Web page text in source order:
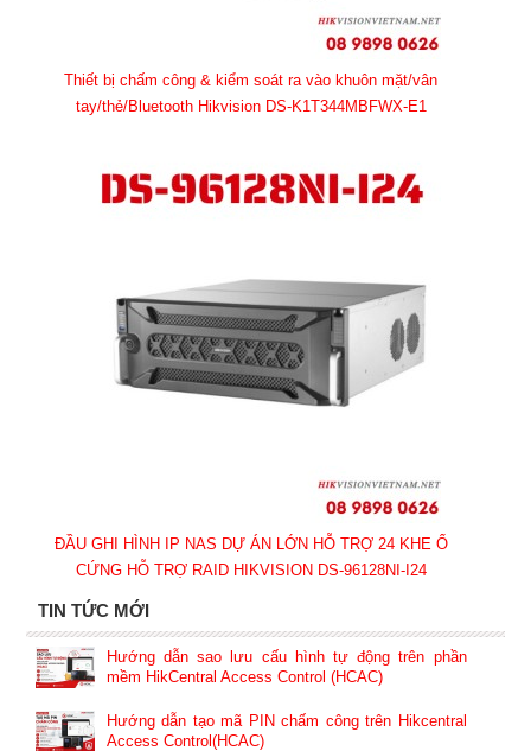
Thiết bị chấm công & kiểm soát ra vào khuôn mặt/vân
tay/thẻ/Bluetooth Hikvision DS-K1T344MBFWX-E1
ĐẦU GHI HÌNH IP NAS DỰ ÁN LỚN HỖ TRỢ 24 KHE Ổ
CỨNG HỖ TRỢ RAID HIKVISION DS-96128NI-I24
TIN TỨC MỚI
Hướng dẫn sao lưu cấu hình tự động trên phần
mềm HikCentral Access Control (HCAC)
Hướng dẫn tạo mã PIN chấm công trên Hikcentral
Access Control(HCAC)